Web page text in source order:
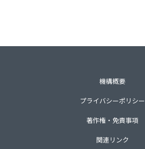
機構概要
プライバシーポリシー
著作権・免責事項
関連リンク